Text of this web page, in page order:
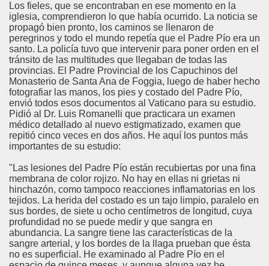
Los fieles, que se encontraban en ese momento en la
iglesia, comprendieron lo que había ocurrido. La noticia se
propagó bien pronto, los caminos se llenaron de
peregrinos y todo el mundo repetía que el Padre Pío era un
santo. La policía tuvo que intervenir para poner orden en el
tránsito de las multitudes que llegaban de todas las
provincias. El Padre Provincial de los Capuchinos del
Monasterio de Santa Ana de Foggia, luego de haber hecho
fotografiar las manos, los pies y costado del Padre Pío,
envió todos esos documentos al Vaticano para su estudio.
Pidió al Dr. Luis Romanelli que practicara un examen
médico detallado al nuevo estigmatizado, examen que
repitió cinco veces en dos años. He aquí los puntos más
importantes de su estudio:
"Las lesiones del Padre Pío están recubiertas por una fina
membrana de color rojizo. No hay en ellas ni grietas ni
hinchazón, como tampoco reacciones inflamatorias en los
tejidos. La herida del costado es un tajo limpio, paralelo en
sus bordes, de siete u ocho centímetros de longitud, cuya
profundidad no se puede medir y que sangra en
abundancia. La sangre tiene las características de la
sangre arterial, y los bordes de la llaga prueban que ésta
no es superficial. He examinado al Padre Pío en el